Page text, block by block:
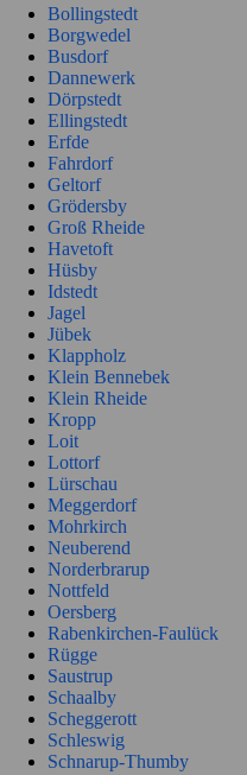
Bollingstedt
Borgwedel
Busdorf
Dannewerk
Dörpstedt
Ellingstedt
Erfde
Fahrdorf
Geltorf
Grödersby
Groß Rheide
Havetoft
Hüsby
Idstedt
Jagel
Jübek
Klappholz
Klein Bennebek
Klein Rheide
Kropp
Loit
Lottorf
Lürschau
Meggerdorf
Mohrkirch
Neuberend
Norderbrarup
Nottfeld
Oersberg
Rabenkirchen-Faulück
Rügge
Saustrup
Schaalby
Scheggerott
Schleswig
Schnarup-Thumby